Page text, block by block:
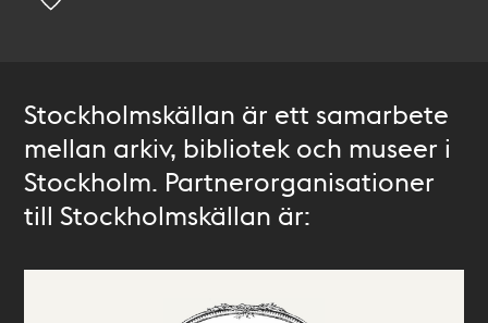
Stockholmskällan är ett samarbete
mellan arkiv, bibliotek och museer i
Stockholm. Partnerorganisationer
till Stockholmskällan är: